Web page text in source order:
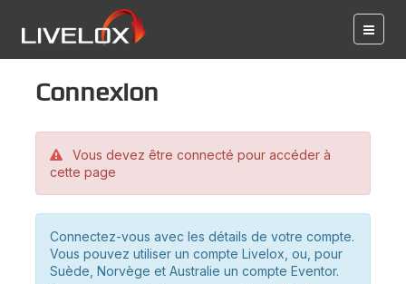
Connexion
Vous devez être connecté pour accéder à
cette page
Connectez-vous avec les détails de votre compte.
Vous pouvez utiliser un compte Livelox, ou, pour
Suède, Norvège et Australie un compte Eventor.